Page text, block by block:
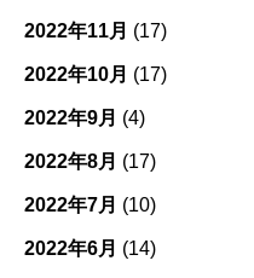
2022年11月 (17)
2022年10月 (17)
2022年9月 (4)
2022年8月 (17)
2022年7月 (10)
2022年6月 (14)